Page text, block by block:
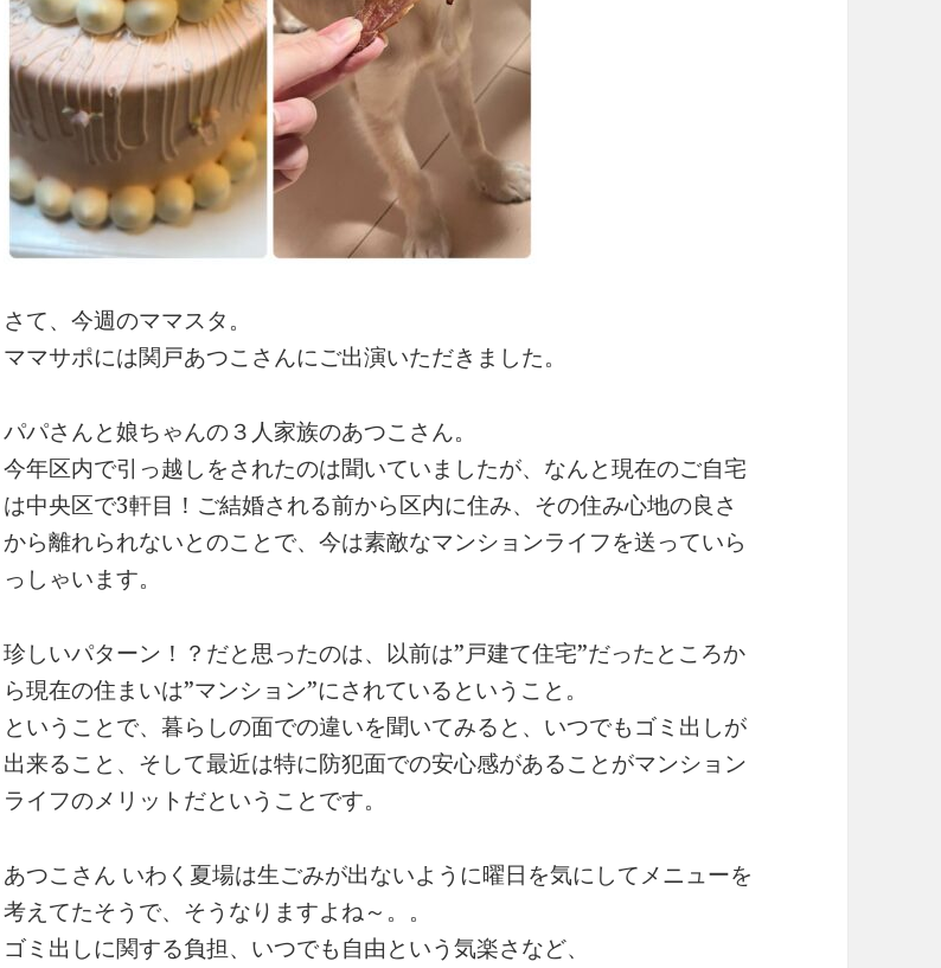
さて、今週のママスタ。
ママサポには関戸あつこさんにご出演いただきました。
パパさんと娘ちゃんの３人家族のあつこさん。
今年区内で引っ越しをされたのは聞いていましたが、なんと現在のご自宅
は中央区で3軒目！ご結婚される前から区内に住み、その住み心地の良さ
から離れられないとのことで、今は素敵なマンションライフを送っていら
っしゃいます。
珍しいパターン！？だと思ったのは、以前は”戸建て住宅”だったところか
ら現在の住まいは”マンション”にされているということ。
ということで、暮らしの面での違いを聞いてみると、いつでもゴミ出しが
出来ること、そして最近は特に防犯面での安心感があることがマンション
ライフのメリットだということです。
あつこさん いわく夏場は生ごみが出ないように曜日を気にしてメニューを
考えてたそうで、そうなりますよね～。。
ゴミ出しに関する負担、いつでも自由という気楽さなど、